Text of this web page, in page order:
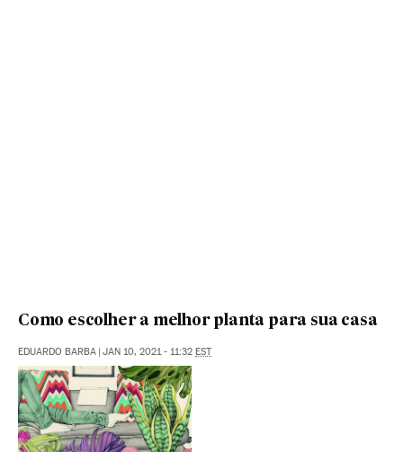
Como escolher a melhor planta para sua casa
EDUARDO BARBA | JAN 10, 2021 - 11:32 EST